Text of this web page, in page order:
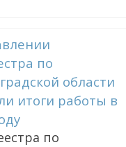
по
области
итоги работы в
по